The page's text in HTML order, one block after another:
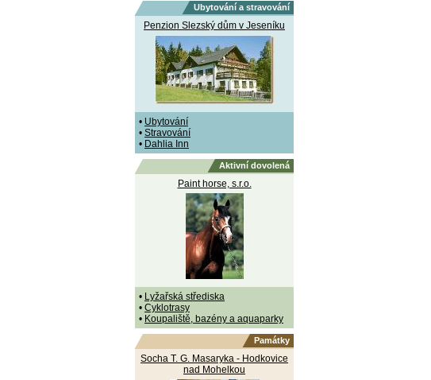
Ubytování a stravování
Penzion Slezský dům v Jeseníku
• Ubytování
• Stravování
• Dahlia Inn
Aktivní dovolená
Paint horse, s.r.o.
• Lyžařská střediska
• Cyklotrasy
• Koupaliště, bazény a aquaparky
Památky
Socha T. G. Masaryka - Hodkovice
nad Mohelkou